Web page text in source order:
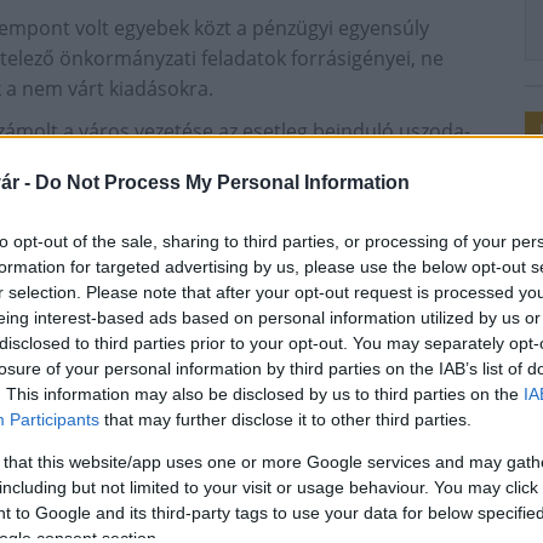
- Do Not Process My Personal Information
opt-out of the sale, sharing to third parties, or processing of your
for targeted advertising by us, please use the below opt-out
selection. Please note that after your opt-out request is processed
interest-based ads based on personal information utilized by us
to third parties prior to your opt-out. You may separately
of your personal information by third parties on the IAB’s list of
This information may also be disclosed by us to third parties on the
Participants that may further disclose it to other third parties.
that this website/app uses one or more Google services and may
but not limited to your visit or usage behaviour. You may
to Google and its third-party tags to use your data for below
consent section.
volt egyebek közt a pénzügyi egyensúly
önkormányzati feladatok forrásigényei, ne
nem várt kiadásokra.
a város vezetése az esetleg beinduló uszoda-
mintegy 2,4 milliárd forintot fordítanak az
A keretösszeg tavalyhoz képest 7,16
forintot szán a város, amely a tervezett
kívánja biztosítani.